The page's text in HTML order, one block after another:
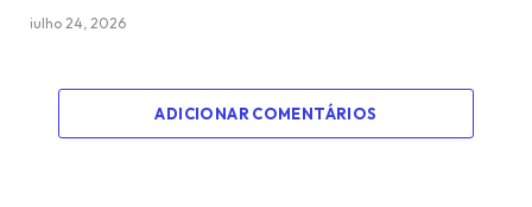
julho 24, 2026
ADICIONAR COMENTÁRIOS